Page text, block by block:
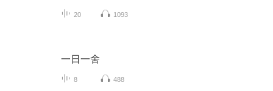
20 1093
一日一舍
8 488